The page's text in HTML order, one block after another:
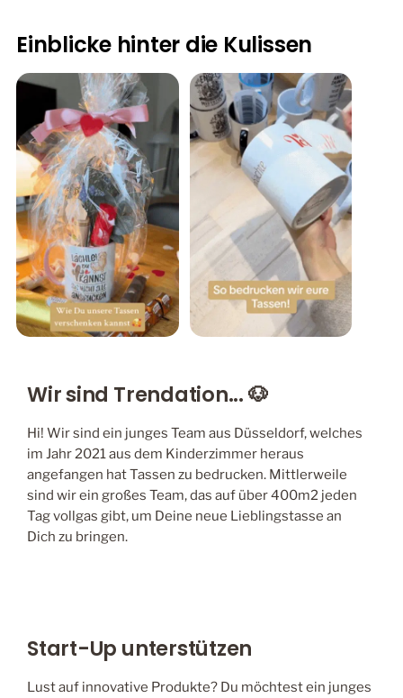
Einblicke hinter die Kulissen
Wir sind Trendation... 🐶
Hi! Wir sind ein junges Team aus Düsseldorf, welches
im Jahr 2021 aus dem Kinderzimmer heraus
angefangen hat Tassen zu bedrucken. Mittlerweile
sind wir ein großes Team, das auf über 400m2 jeden
Tag vollgas gibt, um Deine neue Lieblingstasse an
Dich zu bringen.
Start-Up unterstützen
Lust auf innovative Produkte? Du möchtest ein junges